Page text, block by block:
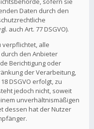
Daten durch den
auch Art. 77 DSGVO).
alle
den Anbieter
Berichtigung oder
der Verarbeitung,
DSGVO erfolgt, zu
jedoch nicht, soweit
unverhältnismäßigen
dessen hat der Nutzer